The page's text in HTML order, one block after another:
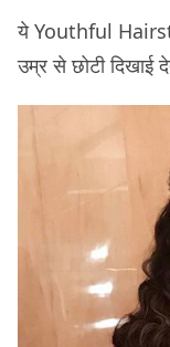
ये Youthful
उम्र से छोटी दिखाई